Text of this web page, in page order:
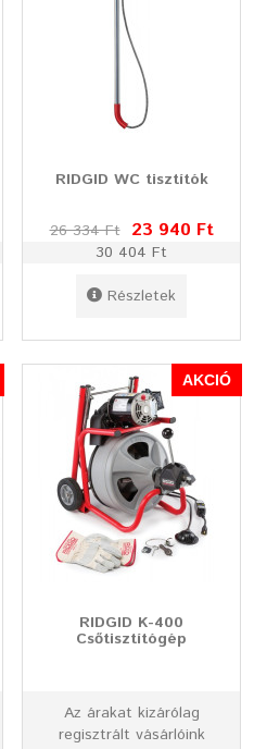
RIDGID WC tisztítók
26 334 Ft 23 940 Ft
30 404 Ft
Részletek
AKCIÓ
RIDGID K-400
Csőtisztítógép
Az árakat kizárólag
regisztrált vásárlóink